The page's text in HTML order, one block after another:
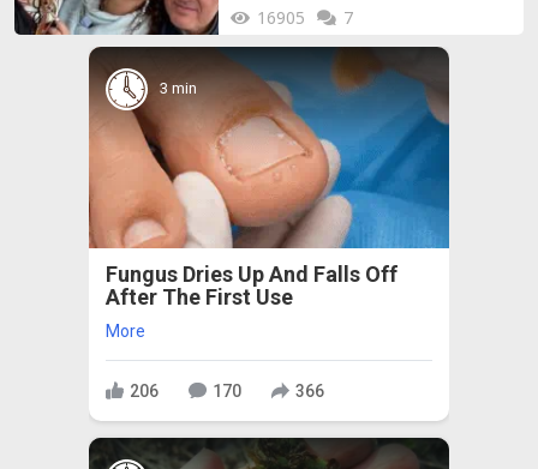
16905 7
3 min
Fungus Dries Up And Falls Off
After The First Use
More
206 170 366